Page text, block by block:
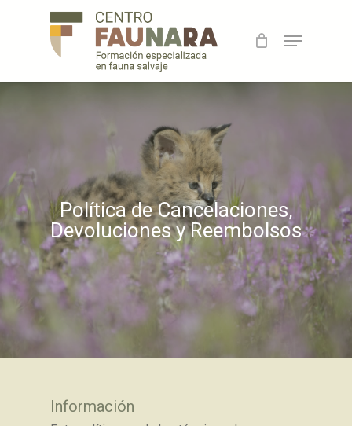
Menu
Política de Cancelaciones,
Devoluciones y Reembolsos
Información